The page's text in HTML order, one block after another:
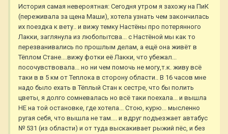
История самая невероятная: Сегодня утром я захожу на ПиК
(переживала за щена Маши), хотела узнать чем закончилась
их поездка к вету.. и вижу темку Настёны про потерянного
Лакки, заглянула из любопытсва... с Настёной мы как то
перезванивались по прошлым делам, а ещё она живёт в
Тёплом Стане....вижу фотки её Лакки, что убежал...
посочувствовала... но ни чем помочь не могу,т.к. живу всё
таки в в 5 км от Теплока в сторону области.. В 16 часов мне
надо было ехать в Тёплый Стан к сестре, что бы полить
цветы, я долго сомневалась но всё таки поехала... и вышла
НЕ на той остановке, где хотела... Стою, курю... мысленно
ругая себя, что вышла не там.... и вдруг подъезжает автабус
№ 531 (из области) и от туда выскакивает рыжий пёс, и без